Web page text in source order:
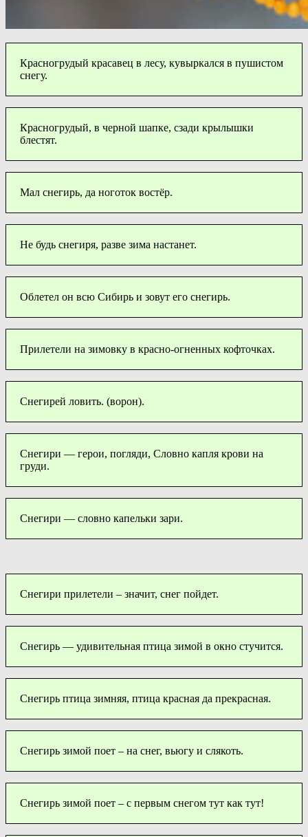
Красногрудый красавец в лесу, кувыркался в пушистом
снегу.
Красногрудый, в черной шапке, сзади крылышки
блестят.
Мал снегирь, да ноготок востёр.
Не будь снегиря, разве зима настанет.
Облетел он всю Сибирь и зовут его снегирь.
Прилетели на зимовку в красно-огненных кофточках.
Снегирей ловить. (ворон).
Снегири — герои, погляди, Словно капля крови на
груди.
Снегири — словно капельки зари.
Снегири прилетели – значит, снег пойдет.
Снегирь — удивительная птица зимой в окно стучится.
Снегирь птица зимняя, птица красная да прекрасная.
Снегирь зимой поет – на снег, вьюгу и слякоть.
Снегирь зимой поет – с первым снегом тут как тут!